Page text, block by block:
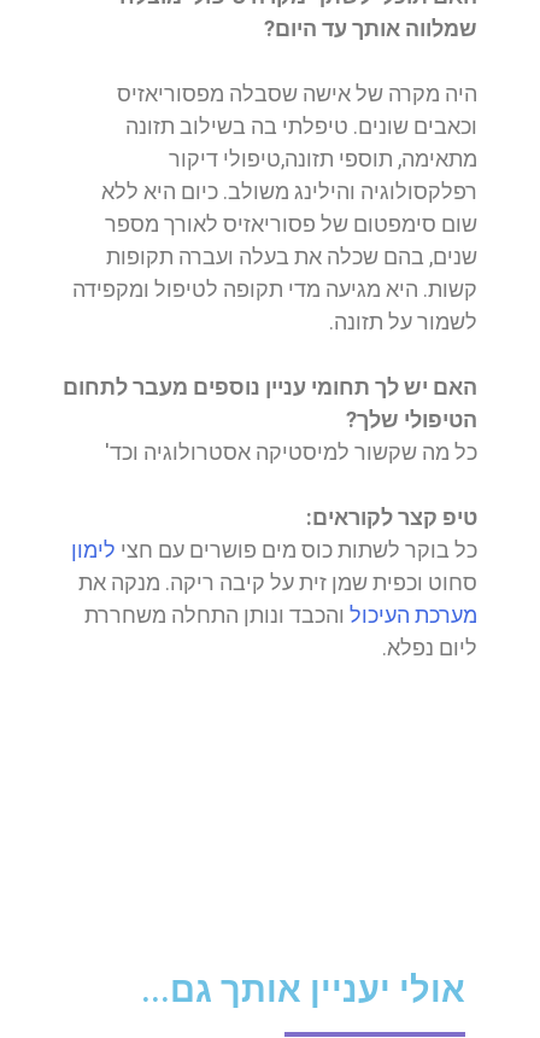
שמלווה אותך עד היום?
היה מקרה של אישה שסבלה מפסוריאזיס
וכאבים שונים. טיפלתי בה בשילוב תזונה
מתאימה, תוספי תזונה,טיפולי דיקור
רפלקסולוגיה והילינג משולב. כיום היא ללא
שום סימפטום של פסוריאזיס לאורך מספר
שנים, בהם שכלה את בעלה ועברה תקופות
קשות. היא מגיעה מדי תקופה לטיפול ומקפידה
לשמור על תזונה.
האם יש לך תחומי עניין נוספים מעבר לתחום
הטיפולי שלך?
כל מה שקשור למיסטיקה אסטרולוגיה וכד'
טיפ קצר לקוראים:
כל בוקר לשתות כוס מים פושרים עם חצי לימון
סחוט וכפית שמן זית על קיבה ריקה. מנקה את
מערכת העיכול והכבד ונותן התחלה משחררת
ליום נפלא.
אולי יעניין אותך גם...